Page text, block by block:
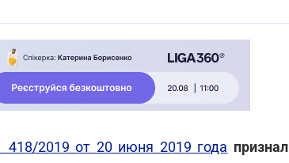
2019 от 20 июня 2019 года признал